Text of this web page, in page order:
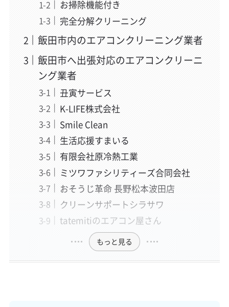
お掃除機能付き
完全分解クリーニング
飯田市内のエアコンクリーニング業者
飯田市へ出張対応のエアコンクリーニ
ング業者
丑寅サービス
K-LIFE株式会社
Smile Clean
生活応援すまいる
有限会社原冷熱工業
ミツワファシリティーズ合同会社
おそうじ革命 長野松本波田店
クリーンサポートシラサワ
tatemitiのエアコン屋さん
もっと見る